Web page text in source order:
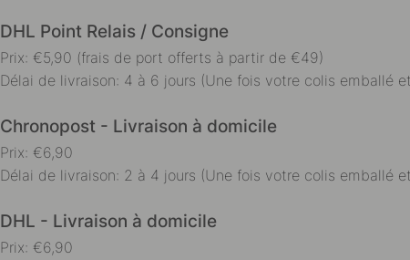
DHL Point Relais / Consigne
Prix: €5,90 (frais de port offerts à partir de €49)
Délai de livraison: 4 à 6 jours (Une fois votre colis emballé
Chronopost - Livraison à domicile
Prix: €6,90
Délai de livraison: 2 à 4 jours (Une fois votre colis emballé
DHL - Livraison à domicile
Prix: €6,90